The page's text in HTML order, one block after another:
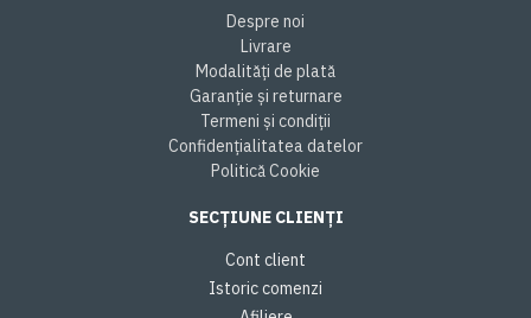
Despre noi
Livrare
Modalități de plată
Garanție și returnare
Termeni și condiții
Confidențialitatea datelor
Politică Cookie
SECȚIUNE CLIENȚI
Cont client
Istoric comenzi